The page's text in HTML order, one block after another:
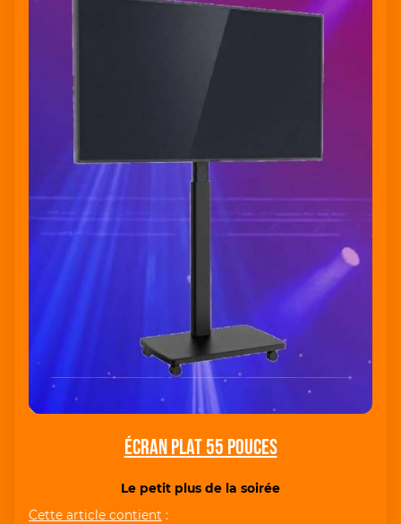
Écran plat 55 pouces
Le petit plus de la soirée
Cette article contient :